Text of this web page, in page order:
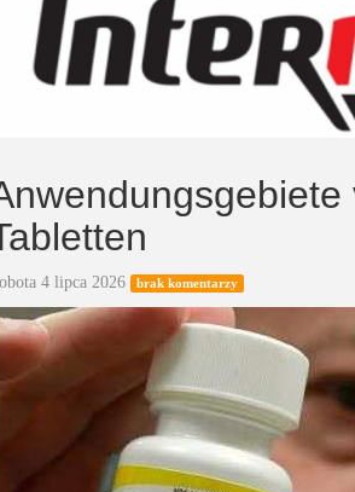
4 lipca 2026 brak komentarzy